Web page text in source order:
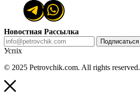
Новостная Рассылка
Подписаться
Успіх
© 2025 Petrovchik.com. All rights reserved.